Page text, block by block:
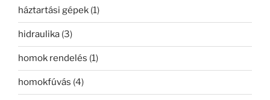
háztartási gépek (1)
hidraulika (3)
homok rendelés (1)
homokfúvás (4)